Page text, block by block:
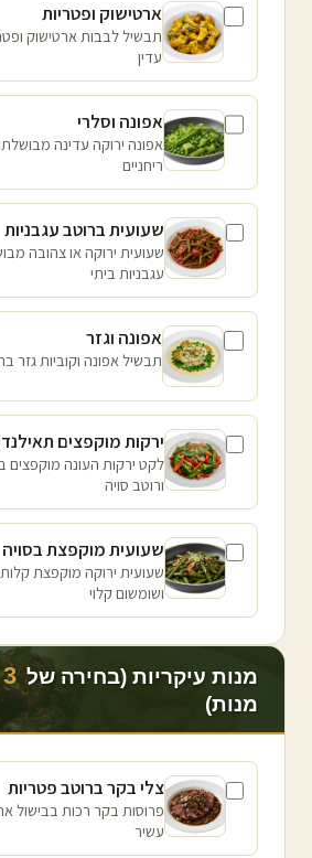
ארטישוק ופטריות
תבשיל לבבות ארטישוק
עדין
אפונה וסלרי
אפונה ירוקה עדינה
ריחניים
שעועית ברוטב עגבניות
שעועית ירוקה או צהובה
עגבניות ביתי
אפונה וגזר
תבשיל אפונה וקוביות גזר
ירקות מוקפצים
לקט ירקות העונה מוקפצים
ורוטב סויה
שעועית מוקפצת בסויה
שעועית ירוקה מוקפצת
ושומשום קלוי
מנות עיקריות (בחירה של 3
מנות)
צלי בקר ברוטב פטריות
פרוסות בקר רכות בבישול
עשיר